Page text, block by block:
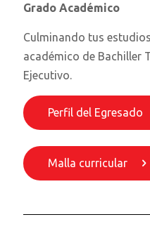
Grado Académico
Culminando tus
académico de Bachiller
Ejecutivo.
Perfil del Egresado
Malla curricular